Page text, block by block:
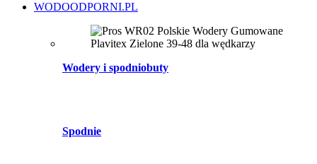
WODOODPORNI.PL
Wodery i spodniobuty
Spodnie